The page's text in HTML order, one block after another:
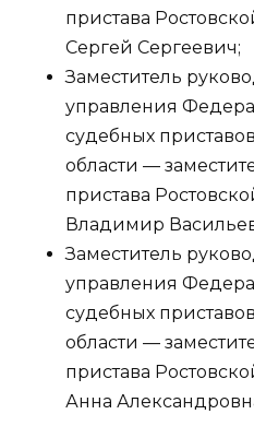
пристава
Сергей Сергеевич;
Заместитель
управления
судебных
области —
пристава
Владимир
Заместитель
управления
судебных
области —
пристава
Анна